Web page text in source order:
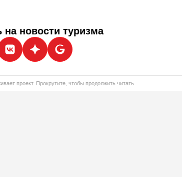
новости туризма
проект. Прокрутите, чтобы продолжить читать